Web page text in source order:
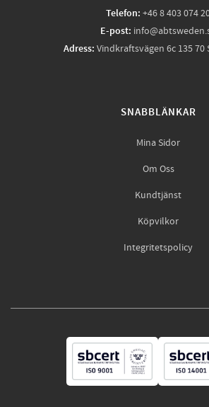
Telefon: +46 8 403 074
E-post:
Adress: Vindkraftsvägen 6c 135
SNABBLÄNKAR
Mina Sidor
Om Oss
Kundtjänst
Köpvilkor
Integritetspolicy